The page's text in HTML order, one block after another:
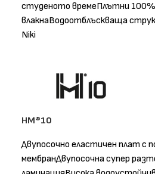
студеното времеПлътни
влакнаВодоотблъскваща
Niki
HM®10
Двупосочно еластичен плат с
мембранДвупосочна супер